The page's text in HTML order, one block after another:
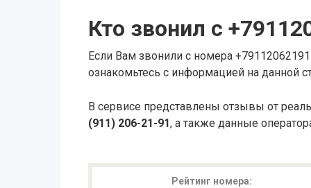
Кто звонил с
Если Вам звонили с номера
ознакомьтесь с информацией на данной
В сервисе представлены отзывы от
(911) 206-21-91, а также данные
Рейтинг номера: